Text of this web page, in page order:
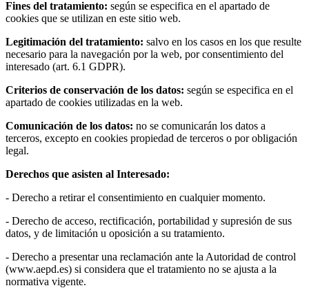
Fines del tratamiento: según se especifica en el apartado de
cookies que se utilizan en este sitio web.
Legitimación del tratamiento: salvo en los casos en los que resulte
necesario para la navegación por la web, por consentimiento del
interesado (art. 6.1 GDPR).
Criterios de conservación de los datos: según se especifica en el
apartado de cookies utilizadas en la web.
Comunicación de los datos: no se comunicarán los datos a
terceros, excepto en cookies propiedad de terceros o por obligación
legal.
Derechos que asisten al Interesado:
- Derecho a retirar el consentimiento en cualquier momento.
- Derecho de acceso, rectificación, portabilidad y supresión de sus
datos, y de limitación u oposición a su tratamiento.
- Derecho a presentar una reclamación ante la Autoridad de control
(www.aepd.es) si considera que el tratamiento no se ajusta a la
normativa vigente.